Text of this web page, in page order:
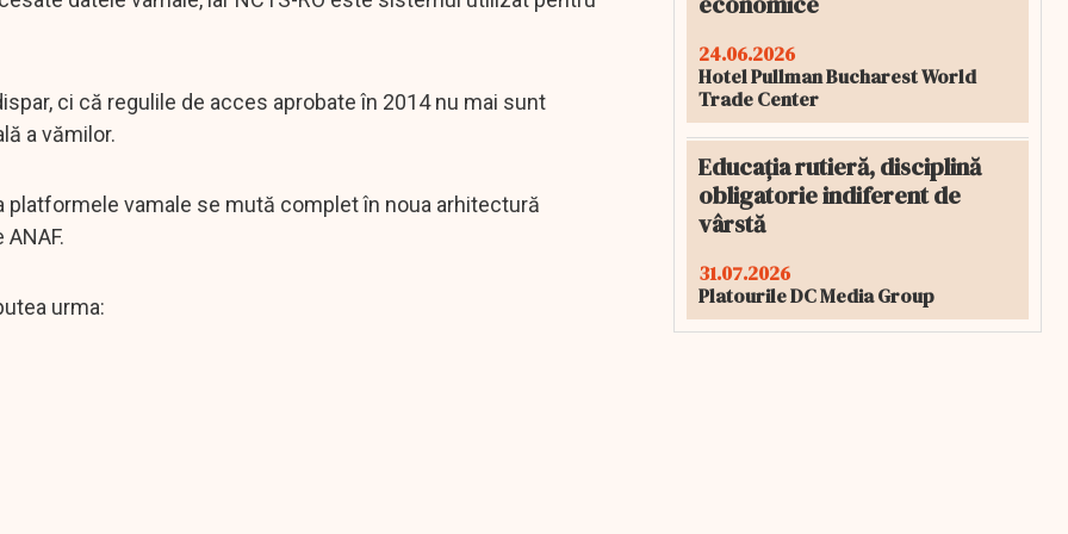
ci că regulile de acces aprobate în 2014 nu mai sunt
a vămilor.
vamale se mută complet în noua arhitectură
urma:
24.06.2026
Hotel Pullman Bucharest World
Trade Center
Educația rutieră, disciplină
obligatorie indiferent de
vârstă
31.07.2026
Platourile DC Media Group